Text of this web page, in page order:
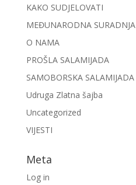
KAKO SUDJELOVATI
MEĐUNARODNA SURADNJA
O NAMA
PROŠLA SALAMIJADA
SAMOBORSKA SALAMIJADA
Udruga Zlatna šajba
Uncategorized
VIJESTI
Meta
Log in